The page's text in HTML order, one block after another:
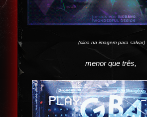
(clica na imagem para salvar)
menor que três,